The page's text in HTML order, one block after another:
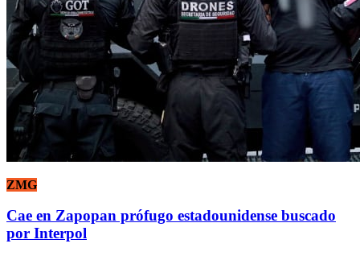
ZMG
Cae en Zapopan prófugo estadounidense buscado
por Interpol